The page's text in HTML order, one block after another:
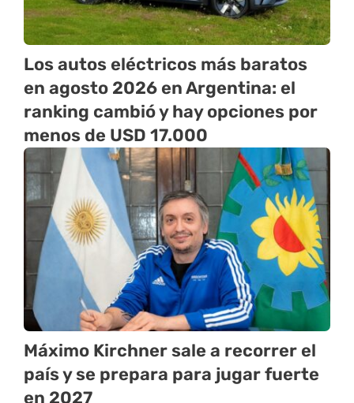
Los autos eléctricos más baratos
en agosto 2026 en Argentina: el
ranking cambió y hay opciones por
menos de USD 17.000
Máximo Kirchner sale a recorrer el
país y se prepara para jugar fuerte
en 2027